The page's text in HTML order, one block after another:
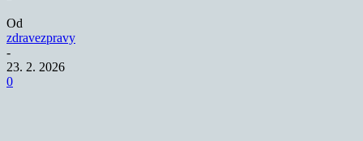
Od
zdravezpravy
-
23. 2. 2026
0